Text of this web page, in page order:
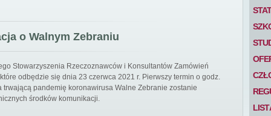
o Walnym Zebraniu
Stowarzyszenia Rzeczoznawców i Konsultantów Zamówień
odbędzie się dnia 23 czerwca 2021 r. Pierwszy termin o godz.
pandemię koronawirusa Walne Zebranie zostanie
środków komunikacji.